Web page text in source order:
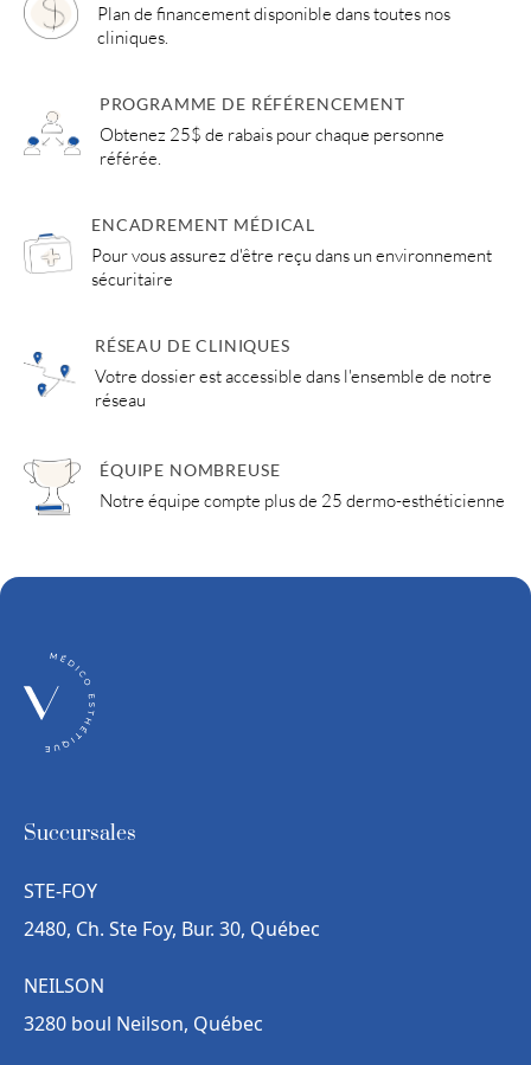
Plan de financement disponible dans toutes nos
cliniques.
PROGRAMME DE RÉFÉRENCEMENT
Obtenez 25$ de rabais pour chaque personne
référée.
ENCADREMENT MÉDICAL
Pour vous assurez d'être reçu dans un environnement
sécuritaire
RÉSEAU DE CLINIQUES
Votre dossier est accessible dans l'ensemble de notre
réseau
ÉQUIPE NOMBREUSE
Notre équipe compte plus de 25 dermo-esthéticienne
Succursales
STE-FOY
2480, Ch. Ste Foy, Bur. 30, Québec
NEILSON
3280 boul Neilson, Québec